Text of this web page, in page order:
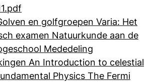
en golfgroepen Varia: Het
examen Natuurkunde aan de
Mededeling
An Introduction to celestial
Physics The Fermi